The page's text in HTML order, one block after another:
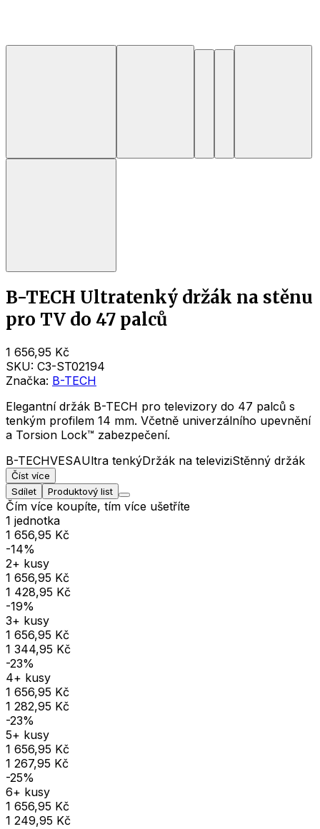
B-TECH Ultratenký držák na stěnu
pro TV do 47 palců
1 656,95 Kč
SKU: C3-ST02194
Značka: B-TECH
Elegantní držák B-TECH pro televizory do 47 palců s
tenkým profilem 14 mm. Včetně univerzálního upevnění
a Torsion Lock™ zabezpečení.
B-TECHVESAUltra tenkýDržák na televiziStěnný držák
Číst více
Sdílet
Produktový list
Čím více koupíte, tím více ušetříte
1 jednotka
1 656,95 Kč
-14%
2+ kusy
1 656,95 Kč
1 428,95 Kč
-19%
3+ kusy
1 656,95 Kč
1 344,95 Kč
-23%
4+ kusy
1 656,95 Kč
1 282,95 Kč
-23%
5+ kusy
1 656,95 Kč
1 267,95 Kč
-25%
6+ kusy
1 656,95 Kč
1 249,95 Kč